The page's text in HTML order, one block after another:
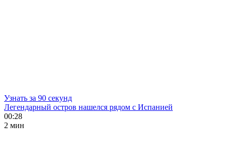
Узнать за 90 секунд
Легендарный остров нашелся рядом с Испанией
00:28
2 мин